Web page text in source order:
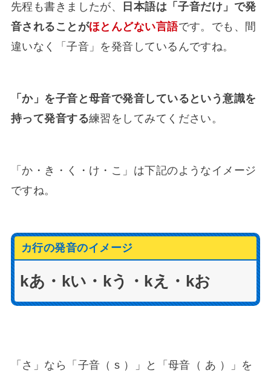
先程も書きましたが、
日本語は「子音だけ」で発
音されることがほとんどない言語です。でも、間
違いなく「子音」を発音しているんですね。
「か」を子音と母音で発音しているという意識を
持って発音する練習をしてみてください。
「か・き・く・け・こ」は下記のようなイメージ
ですね。
カ行の発音のイメージ
kあ・kい・kう・kえ・kお
「さ」なら「子音（ s ）」と「母音（ あ ）」を